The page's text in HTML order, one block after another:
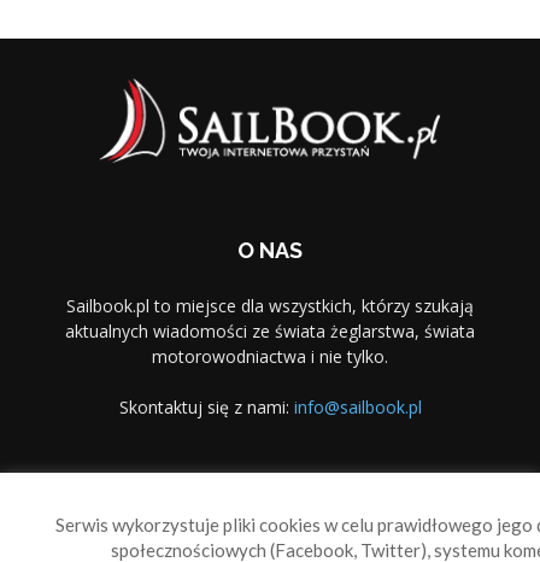
O NAS
Sailbook.pl to miejsce dla wszystkich, którzy szukają
aktualnych wiadomości ze świata żeglarstwa, świata
motorowodniactwa i nie tylko.
Skontaktuj się z nami: info@sailbook.pl
Serwis wykorzystuje pliki cookies w celu prawidłowego
społecznościowych (Facebook, Twitter), systemu